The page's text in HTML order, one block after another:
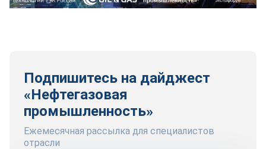
Подпишитесь на дайджест
«Нефтегазовая
промышленность»
Ежемесячная рассылка для специалистов
отрасли